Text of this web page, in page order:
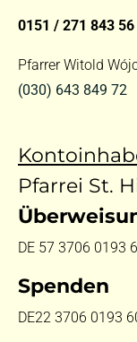
0151 / 271 843 56
Pfarrer Witold
(030) 643 849 72
Pfarrei St.
DE 57 3706 0193
Spenden
DE22 3706 0193